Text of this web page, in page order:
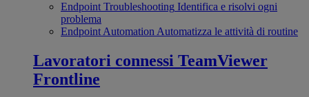
Endpoint Troubleshooting Identifica e risolvi ogni
problema
Endpoint Automation Automatizza le attività di routine
Lavoratori connessi TeamViewer
Frontline